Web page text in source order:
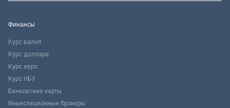
Финансы
Курс валют
Курс доллара
Курс евро
Курс НБУ
Банковские карты
Инвестиционные брокеры